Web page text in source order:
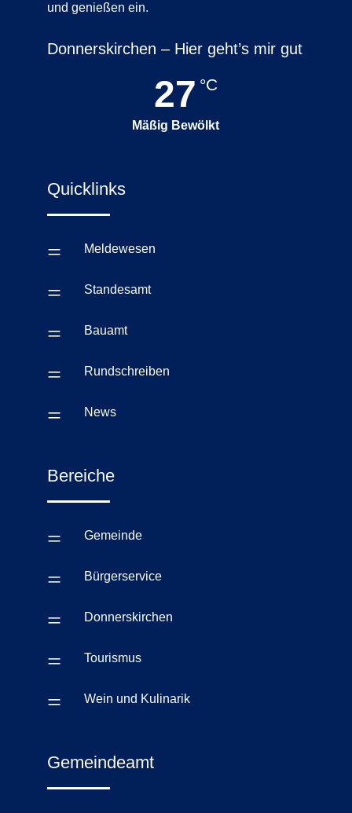
und genießen ein.
Donnerskirchen – Hier geht’s mir gut
27 °C
Mäßig Bewölkt
Quicklinks
= Meldewesen
= Standesamt
= Bauamt
= Rundschreiben
= News
Bereiche
= Gemeinde
= Bürgerservice
= Donnerskirchen
= Tourismus
= Wein und Kulinarik
Gemeindeamt